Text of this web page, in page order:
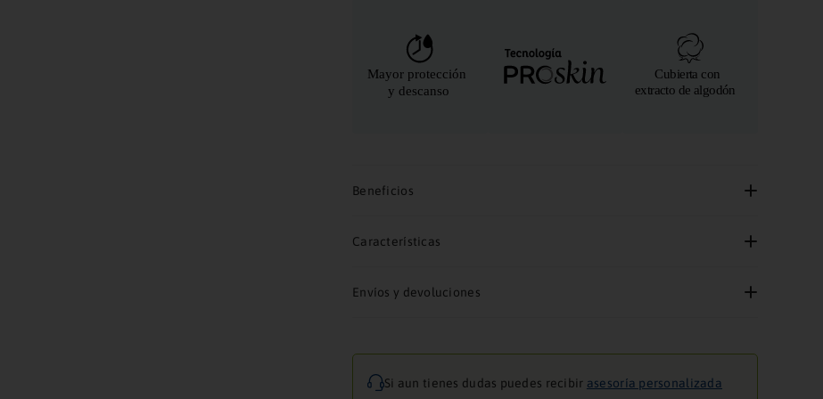
Beneficios
Características
Envíos y devoluciones
Si aun tienes dudas puedes recibir asesoría personalizada